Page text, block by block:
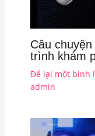
Câu
trình khám
Để lại một bình
admin